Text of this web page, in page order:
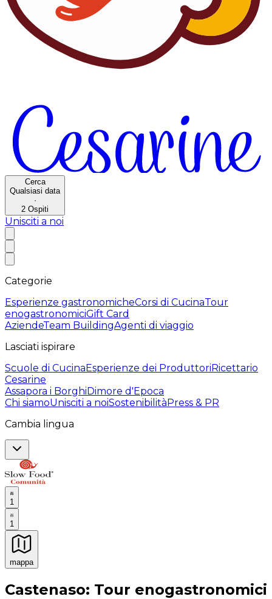
Cerca
Qualsiasi data
·
2 Ospiti
Unisciti a noi
Categorie
Esperienze gastronomicheCorsi di CucinaTour
enogastronomiciGift Card
AziendeTeam BuildingAgenti di viaggio
Lasciati ispirare
Scuole di CucinaEsperienze dei ProduttoriRicettario
Cesarine
Assapora i BorghiDimore d'Epoca
Chi siamoUnisciti a noiSostenibilitàPress & PR
Cambia lingua
1
1
mappa
Esperienze culinarie indimenticabili: Esperienze
Castenaso: Tour enogastronomici